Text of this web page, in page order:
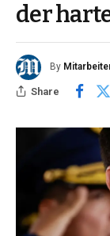
der
By
Share